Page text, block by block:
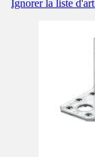
Ignorer la liste